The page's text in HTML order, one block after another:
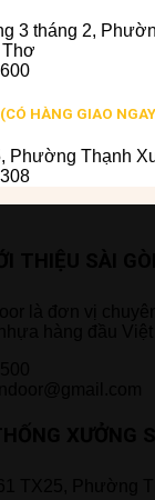
3 tháng 2,
Thơ
HÀNG GIAO
Phường Thạnh